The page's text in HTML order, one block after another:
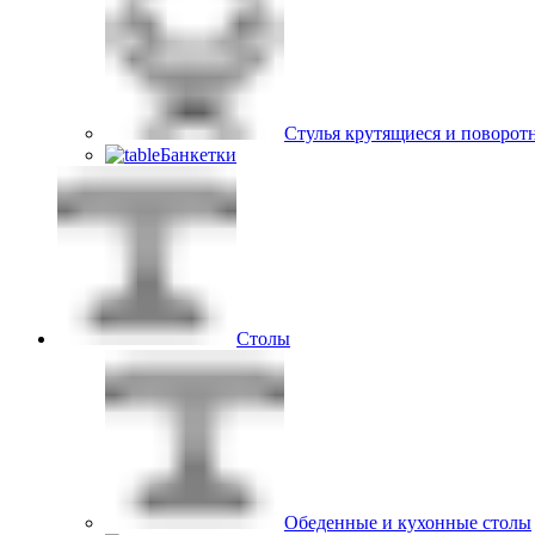
Стулья крутящиеся и
Банкетки
Столы
Обеденные и кухонные столы